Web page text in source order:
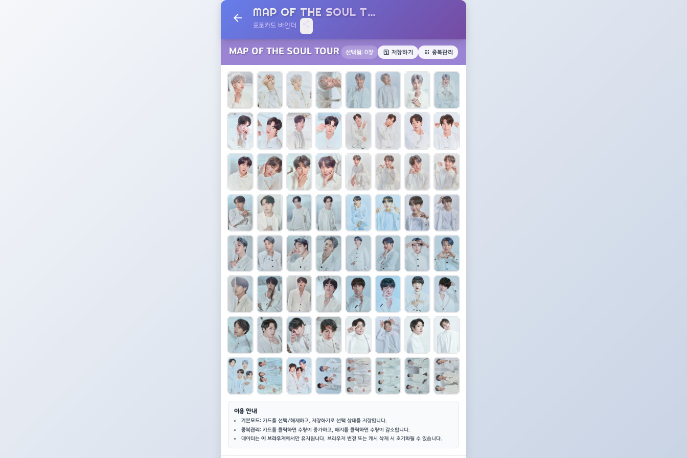
arrow_back MAP OF THE SOUL TOUR
포토카드 바인더 share
MAP OF THE SOUL TOUR 선택됨: 0장 save 저장하기 apps 중복관리
이용 안내
기본모드: 카드를 선택/해제하고, 저장하기로 선택 상태를 저장합니다.
중복관리 : 카드를 클릭하면 수량이 증가하고, 배지를 클릭하면 수량이 감소합니다.
데이터는 이 브라우저 에서만 유지됩니다. 브라우저 변경 또는 캐시 삭제 시 초기화될 수 있습니다.